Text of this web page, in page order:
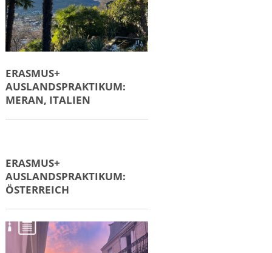
ERASMUS+
AUSLANDSPRAKTIKUM:
MERAN, ITALIEN
ERASMUS+
AUSLANDSPRAKTIKUM:
ÖSTERREICH